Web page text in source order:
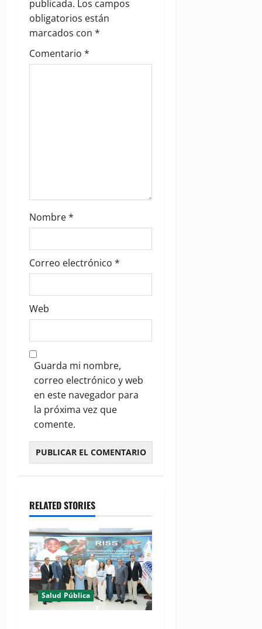
a
t
i
publicada. Los campos
obligatorios están
marcados con *
Comentario *
Nombre*
Correo electrónico *
Web
Guarda mi nombre,
correo electrónico y web
en este navegador para
la próxima vez que
comente.
RELATED STORIES
Salud Pública